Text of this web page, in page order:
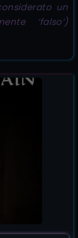
un
‘falso’)